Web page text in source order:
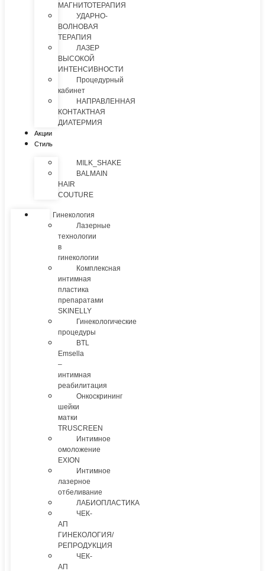
МАГНИТОТЕРАПИЯ
УДАРНО-
ВОЛНОВАЯ
ТЕРАПИЯ
ЛАЗЕР
ВЫСОКОЙ
ИНТЕНСИВНОСТИ
Процедурный
кабинет
НАПРАВЛЕННАЯ
КОНТАКТНАЯ
ДИАТЕРМИЯ
Акции
Стиль
MILK_SHAKE
BALMAIN
HAIR
COUTURE
Гинекология
Лазерные
технологии
в
гинекологии
Комплексная
интимная
пластика
препаратами
SKINELLY
Гинекологические
процедуры
BTL
Emsella
–
интимная
реабилитация
Онкоскрининг
шейки
матки
TRUSCREEN
Интимное
омоложение
EXION
Интимное
лазерное
отбеливание
ЛАБИОПЛАСТИКА
ЧЕК-
АП
ГИНЕКОЛОГИЯ/
РЕПРОДУКЦИЯ
ЧЕК-
АП